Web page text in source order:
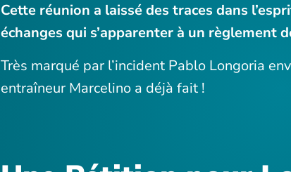
Cette réunion a laissé des traces dans
échanges qui s’apparenter à un règlement
Très marqué par l’incident Pablo Longoria
entraîneur Marcelino a déjà fait !